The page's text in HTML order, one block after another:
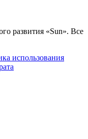
развития «Sun». Все
использования